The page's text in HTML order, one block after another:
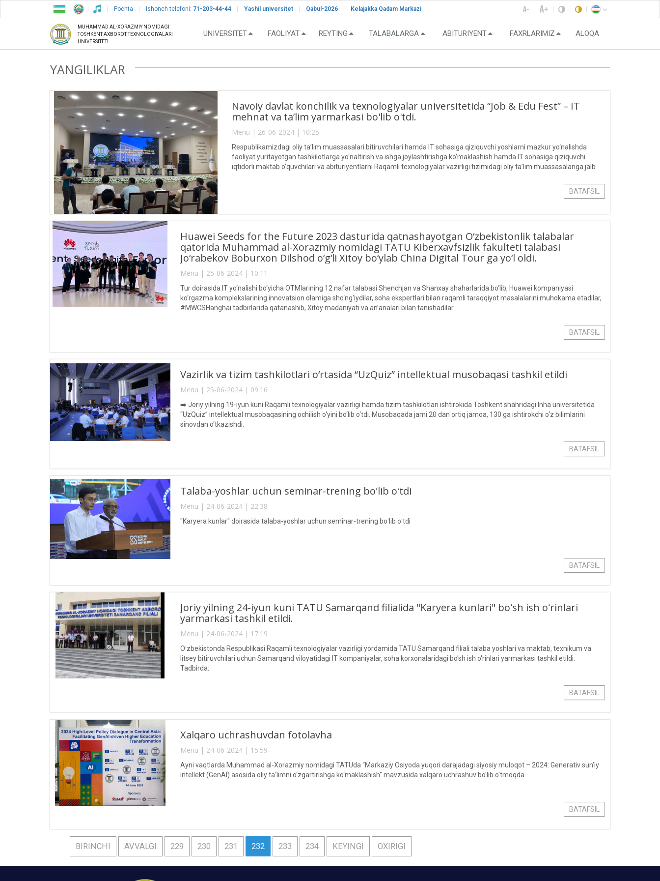
Pochta Ishonch telefoni: 71-203-44-44 Yashil universitet Qabul-2026 Kelajakka Qadam Markazi
MUHAMMAD AL-XORAZMIY NOMIDAGI
TOSHKENT AXBOROT TEXNOLOGIYALARI
UNIVERSITETI
UNIVERSITET FAOLIYAT REYTING TALABALARGA ABITURIYENT FAXRLARIMIZ ALOQA
YANGILIKLAR
Navoiy davlat konchilik va texnologiyalar universitetida “Job & Edu Fest” – IT
mehnat va ta’lim yarmarkasi bo'lib o'tdi.
Menu | 26-06-2024 | 10:25
Respublikamizdagi oliy ta’lim muassasalari bitiruvchilari hamda IT sohasiga qiziquvchi yoshlarni mazkur yo‘nalishda
faoliyat yuritayotgan tashkilotlarga yo‘naltirish va ishga joylashtirishga ko‘maklashish hamda IT sohasiga qiziquvchi
iqtidorli maktab o‘quvchilari va abituriyentlarni Raqamli texnologiyalar vazirligi tizimidagi oliy ta’lim muassasalariga jalb
BATAFSIL
Huawei Seeds for the Future 2023 dasturida qatnashayotgan O‘zbekistonlik talabalar
qatorida Muhammad al-Xorazmiy nomidagi TATU Kiberxavfsizlik fakulteti talabasi
Jo‘rabekov Boburxon Dilshod o‘g‘li Xitoy bo‘ylab China Digital Tour ga yo‘l oldi.
Menu | 25-06-2024 | 10:11
Tur doirasida IT yo‘nalishi bo‘yicha OTMlarining 12 nafar talabasi Shenchjan va Shanxay shaharlarida bo‘lib, Huawei kompaniyasi
ko‘rgazma komplekslarining innovatsion olamiga sho‘ng‘iydilar, soha ekspertlari bilan raqamli taraqqiyot masalalarini muhokama etadilar,
#MWCSHanghai tadbirlarida qatanashib, Xitoy madaniyati va an’analari bilan tanishadilar.
BATAFSIL
Vazirlik va tizim tashkilotlari o‘rtasida “UzQuiz” intellektual musobaqasi tashkil etildi
Menu | 25-06-2024 | 09:16
➡️ Joriy yilning 19-iyun kuni Raqamli texnologiyalar vazirligi hamda tizim tashkilotlari ishtirokida Toshkent shahridagi Inha universitetida
“UzQuiz” intellektual musobaqasining ochilish o‘yini bo‘lib o‘tdi. Musobaqada jami 20 dan ortiq jamoa, 130 ga ishtirokchi o‘z bilimlarini
sinovdan o‘tkazishdi.
BATAFSIL
Talaba-yoshlar uchun seminar-trening boʻlib oʻtdi
Menu | 24-06-2024 | 22:38
"Karyera kunlar" doirasida talaba-yoshlar uchun seminar-trening boʻlib oʻtdi
BATAFSIL
Joriy yilning 24-iyun kuni TATU Samarqand filialida "Karyera kunlari" boʻsh ish oʻrinlari
yarmarkasi tashkil etildi.
Menu | 24-06-2024 | 17:19
Oʻzbekistonda Respublikasi Raqamli texnologiyalar vazirligi yordamida TATU Samarqand filiali talaba yoshlari va maktab, texnikum va
litsey bitiruvchilari uchun Samarqand viloyatidagi IT kompaniyalar, soha korxonalaridagi bo'sh ish o'rinlari yarmarkasi tashkil etildi.
Tadbirda:
BATAFSIL
Xalqaro uchrashuvdan fotolavha
Menu | 24-06-2024 | 15:59
Ayni vaqtlarda Muhammad al-Xorazmiy nomidagi TATUda “Markaziy Osiyoda yuqori darajadagi siyosiy muloqot – 2024: Generativ sun’iy
intellekt (GenAI) asosida oliy ta‘limni o‘zgartirishga ko‘maklashish” mavzusida xalqaro uchrashuv bo'lib o'tmoqda.
BATAFSIL
BIRINCHI AVVALGI 229 230 231 232 233 234 KEYINGI OXIRIGI